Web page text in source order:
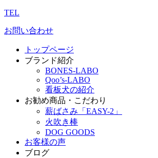
TEL
お問い合わせ
トップページ
ブランド紹介
BONES-LABO
Qoo’s-LABO
看板犬の紹介
お勧め商品・こだわり
薪ばさみ「EASY-2」
火吹き棒
DOG GOODS
お客様の声
ブログ